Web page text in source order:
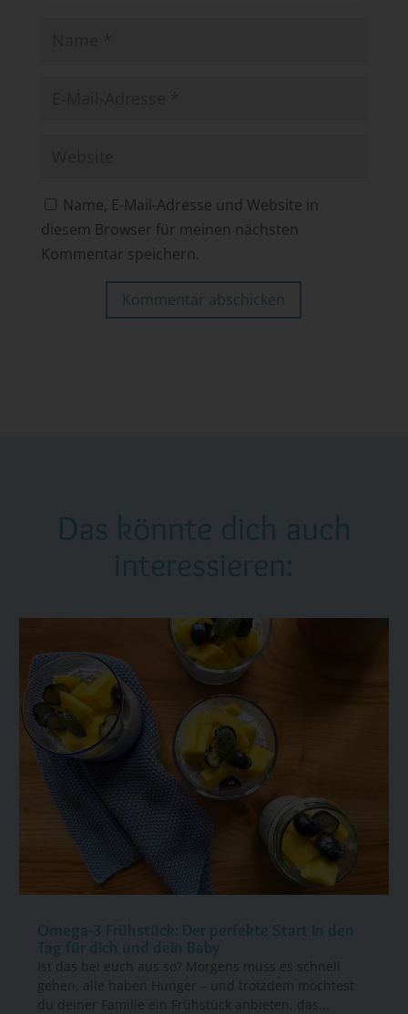
Name, E-Mail-Adresse und Website in
diesem Browser für meinen nächsten
Kommentar speichern.
Kommentar abschicken
Das könnte dich auch
interessieren:
Omega-3 Frühstück: Der perfekte Start in den
Tag für dich und dein Baby
Ist das bei euch aus so? Morgens muss es schnell
gehen, alle haben Hunger – und trotzdem möchtest
du deiner Familie ein Frühstück anbieten, das...